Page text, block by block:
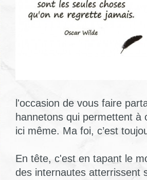
l'occasion de vous faire
hannetons qui permettent à
ici même. Ma foi, c’est
En tête, c'est en tapant le
des internautes atterrissent